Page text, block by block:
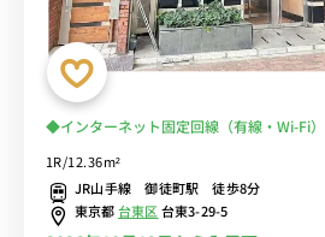
◆インターネット固定回線（有線・Wi-Fi
済♪佐竹商店街＆多慶屋で楽しいお買い物
1R/12.36m²
JR山手線 御徒町駅 徒歩8分
東京都台東区台東3-29-5